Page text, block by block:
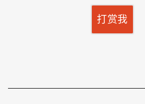
打赏我